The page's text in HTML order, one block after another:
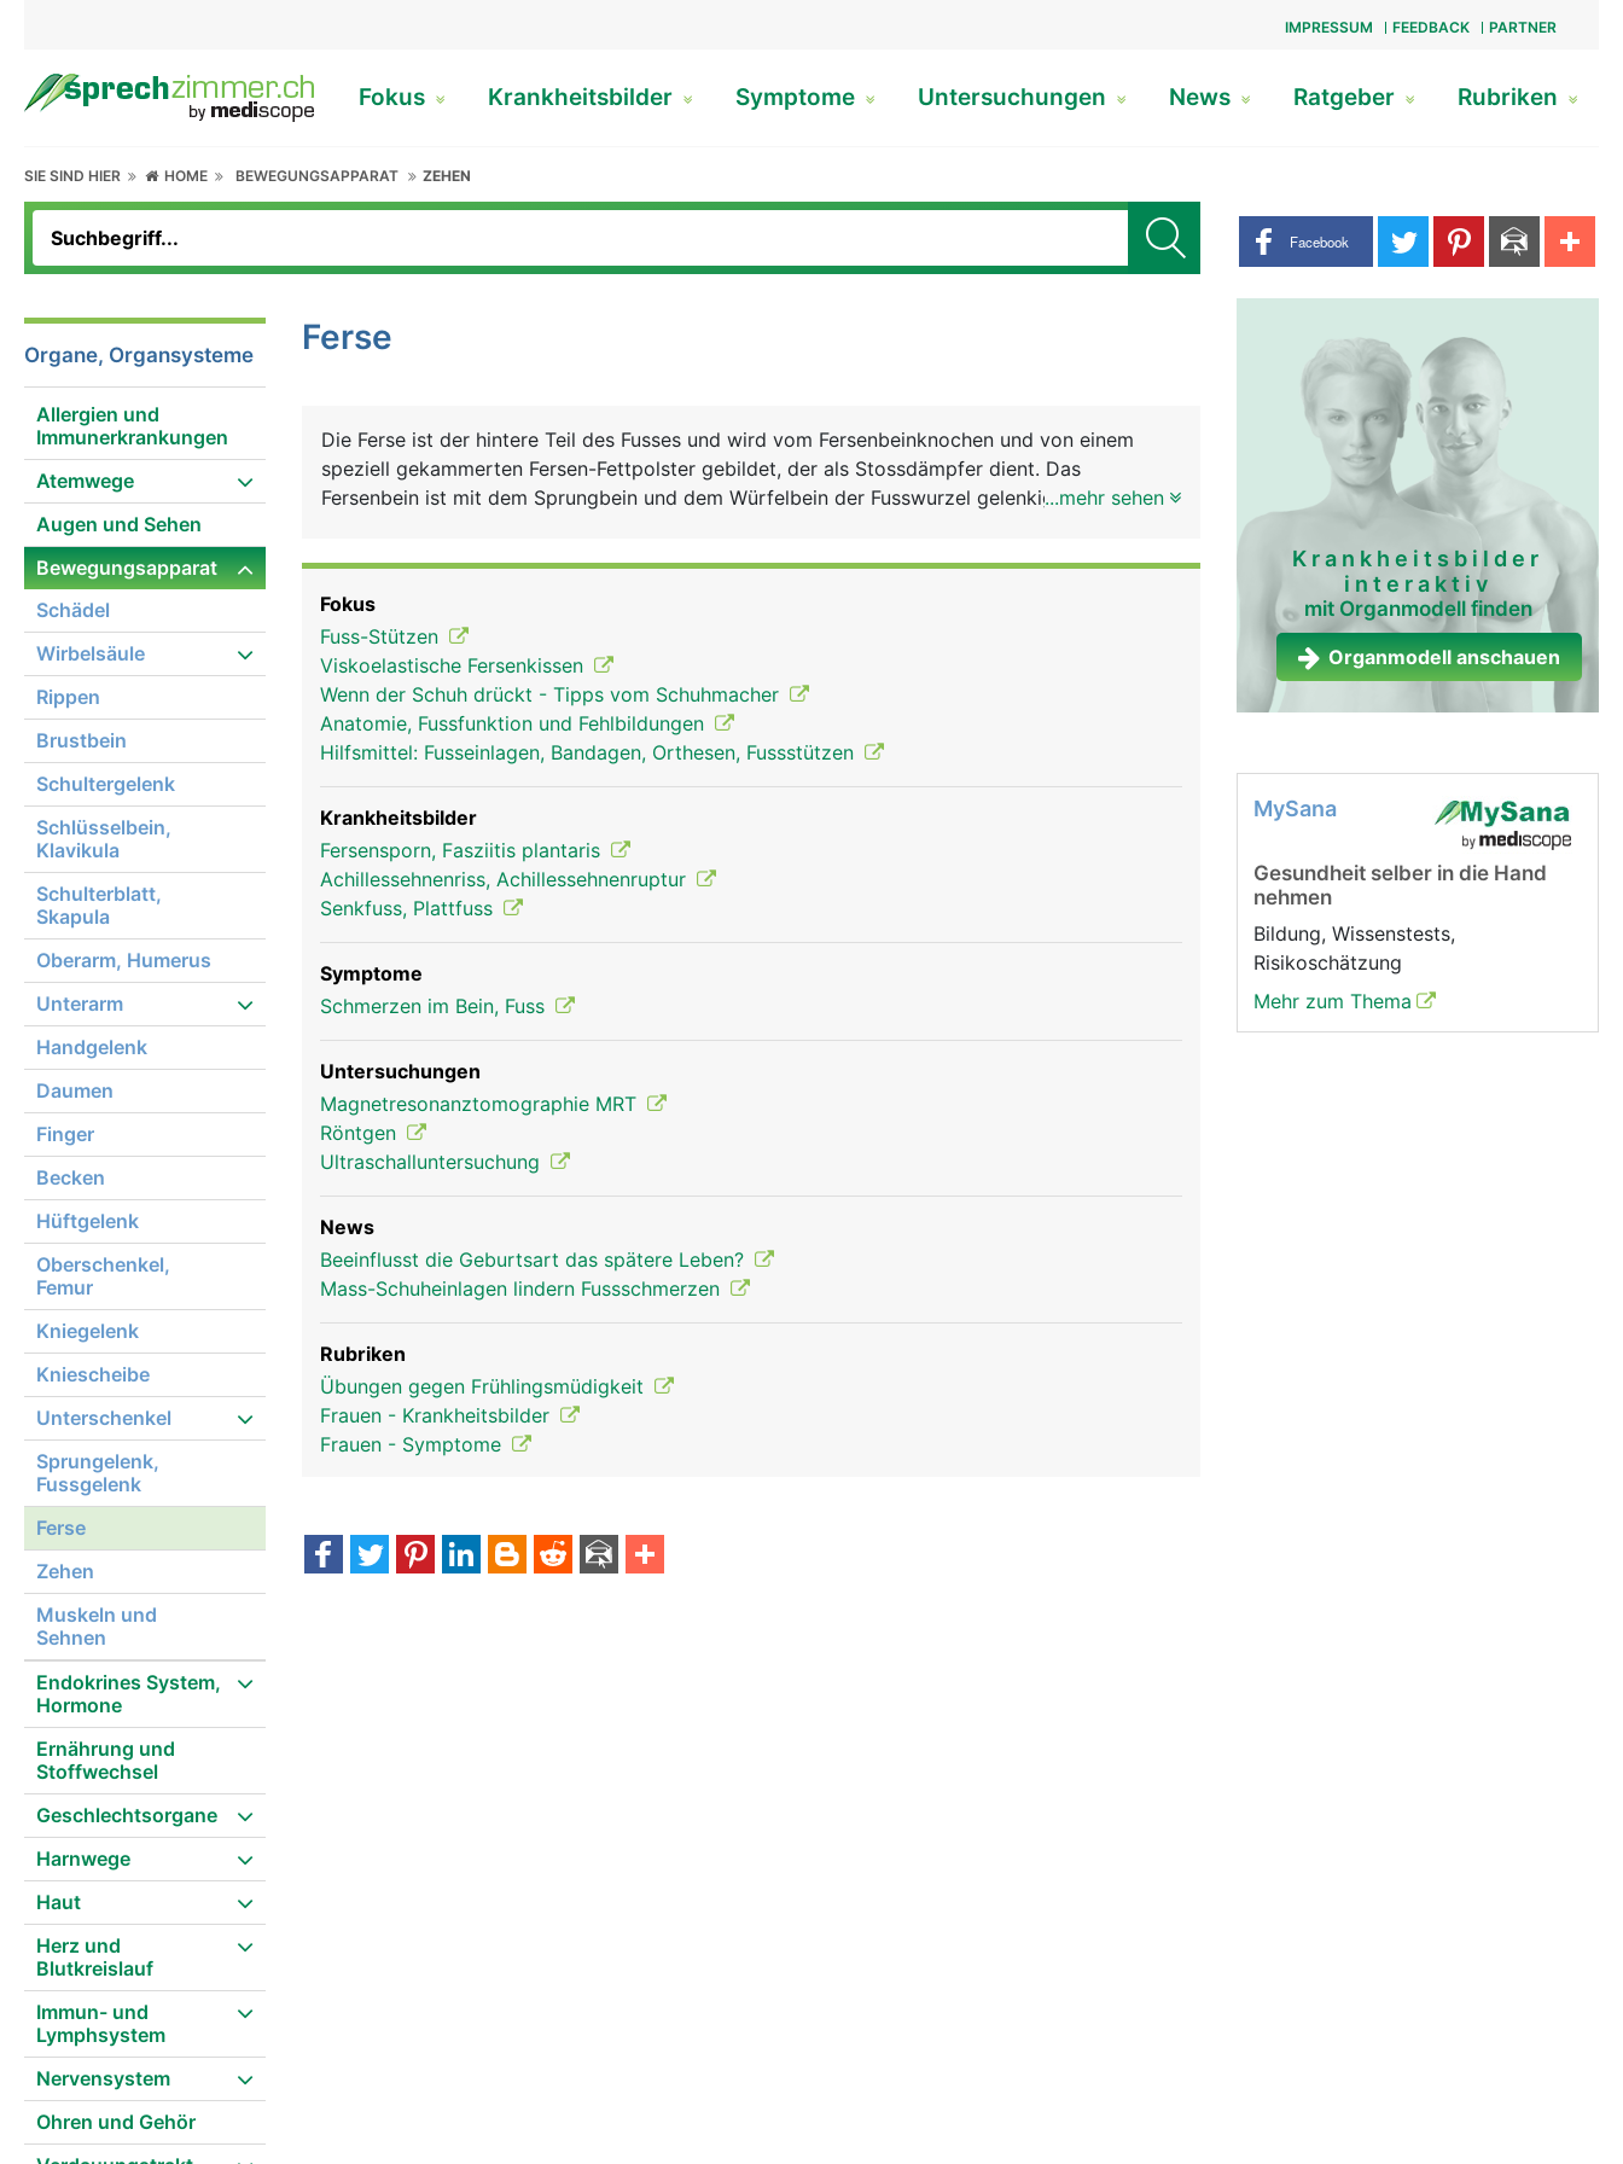
IMPRESSUM FEEDBACK PARTNER
Fokus Krankheitsbilder Symptome Untersuchungen News Ratgeber Rubriken
SIE SIND HIER HOME BEWEGUNGSAPPARAT ZEHEN
Share buttons
Facebook
Organe, Organsysteme
Allergien und
Immunerkrankungen
Atemwege
Augen und Sehen
Bewegungsapparat
Schädel
Wirbelsäule
Rippen
Brustbein
Schultergelenk
Schlüsselbein,
Klavikula
Schulterblatt,
Skapula
Oberarm, Humerus
Unterarm
Handgelenk
Daumen
Finger
Becken
Hüftgelenk
Oberschenkel,
Femur
Kniegelenk
Kniescheibe
Unterschenkel
Sprungelenk,
Fussgelenk
Ferse
Zehen
Muskeln und
Sehnen
Endokrines System,
Hormone
Ernährung und
Stoffwechsel
Geschlechtsorgane
Harnwege
Haut
Herz und
Blutkreislauf
Immun- und
Lymphsystem
Nervensystem
Ohren und Gehör
Ferse
Die Ferse ist der hintere Teil des Fusses und wird vom Fersenbeinknochen und von einem
speziell gekammerten Fersen-Fettpolster gebildet, der als Stossdämpfer dient. Das
Fersenbein ist mit dem Sprungbein und dem Würfelbein der Fusswurzel gelenkig verbunden.
Gehen und Laufen ermöglicht.
Ferse Frau
...mehr sehen
Fokus
Fuss-Stützen
Viskoelastische Fersenkissen
Wenn der Schuh drückt - Tipps vom Schuhmacher
Anatomie, Fussfunktion und Fehlbildungen
Hilfsmittel: Fusseinlagen, Bandagen, Orthesen, Fussstützen
Krankheitsbilder
Fersensporn, Fasziitis plantaris
Achillessehnenriss, Achillessehnenruptur
Senkfuss, Plattfuss
Symptome
Schmerzen im Bein, Fuss
Untersuchungen
Magnetresonanztomographie MRT
Röntgen
Ultraschalluntersuchung
News
Beeinflusst die Geburtsart das spätere Leben?
Mass-Schuheinlagen lindern Fussschmerzen
Rubriken
Übungen gegen Frühlingsmüdigkeit
Frauen - Krankheitsbilder
Frauen - Symptome
Krankheitsbilder
interaktiv
mit Organmodell finden
Organmodell anschauen
MySana
Gesundheit selber in die Hand
nehmen
Bildung, Wissenstests,
Risikoschätzung
Mehr zum Thema